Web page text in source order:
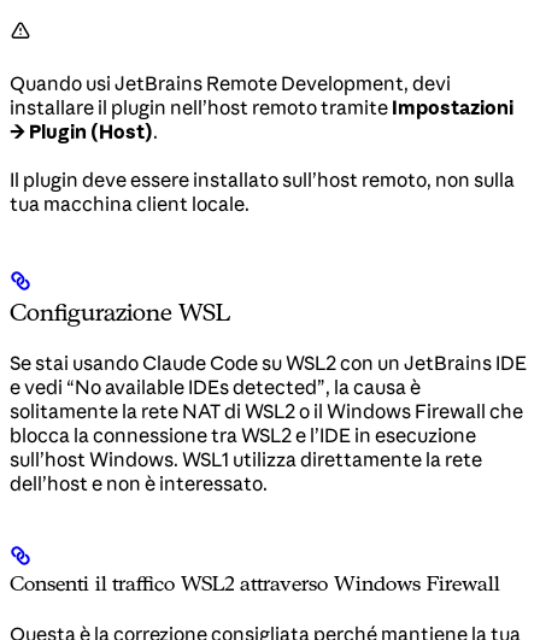
Quando usi JetBrains Remote Development, devi
installare il plugin nell’host remoto tramite Impostazioni
→ Plugin (Host).
Il plugin deve essere installato sull’host remoto, non sulla
tua macchina client locale.
Configurazione WSL
Se stai usando Claude Code su WSL2 con un JetBrains IDE
e vedi “No available IDEs detected”, la causa è
solitamente la rete NAT di WSL2 o il Windows Firewall che
blocca la connessione tra WSL2 e l’IDE in esecuzione
sull’host Windows. WSL1 utilizza direttamente la rete
dell’host e non è interessato.
Consenti il traffico WSL2 attraverso Windows Firewall
Questa è la correzione consigliata perché mantiene la tua